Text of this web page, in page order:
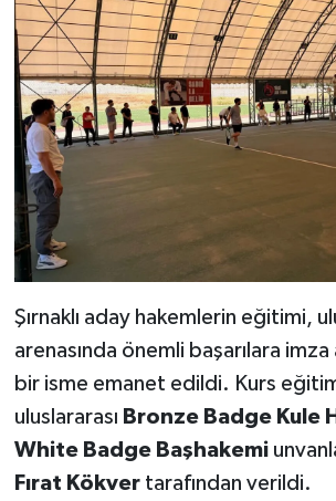
Şırnaklı aday hakemlerin eğitimi,
arenasında önemli başarılara
bir isme emanet edildi. Kurs
uluslararası Bronze Badge Kule
White Badge Başhakemi
Fırat Kökvertarafından verildi.